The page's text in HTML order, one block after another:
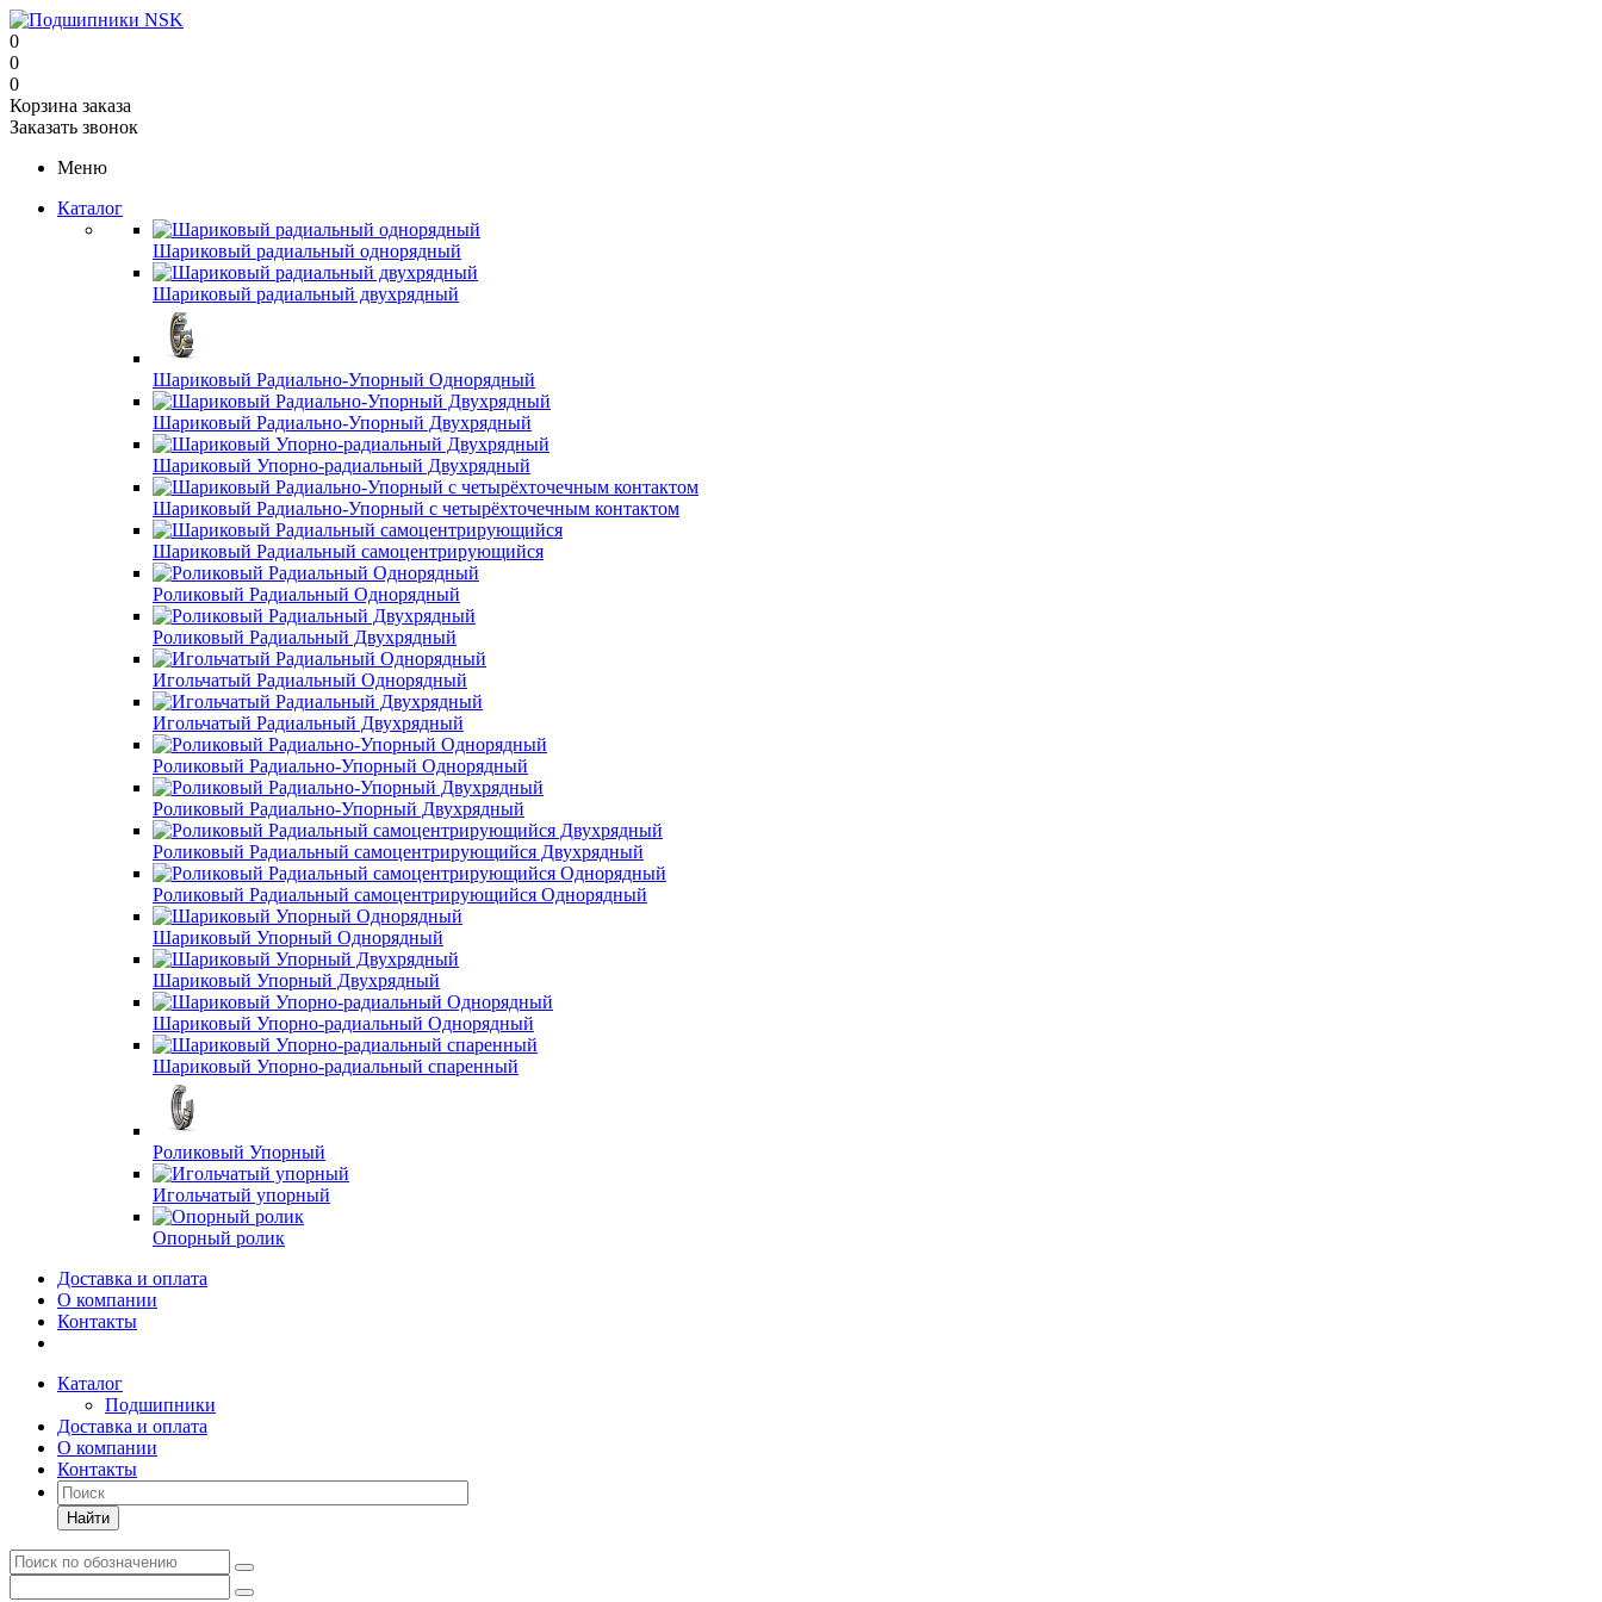
0
0
0
Корзина заказа
Заказать звонок
Меню
Каталог
Шариковый радиальный однорядный
Шариковый радиальный двухрядный
Шариковый Радиально-Упорный Однорядный
Шариковый Радиально-Упорный Двухрядный
Шариковый Упорно-радиальный Двухрядный
Шариковый Радиально-Упорный с четырёхточечным контактом
Шариковый Радиальный самоцентрирующийся
Роликовый Радиальный Однорядный
Роликовый Радиальный Двухрядный
Игольчатый Радиальный Однорядный
Игольчатый Радиальный Двухрядный
Роликовый Радиально-Упорный Однорядный
Роликовый Радиально-Упорный Двухрядный
Роликовый Радиальный самоцентрирующийся Двухрядный
Роликовый Радиальный самоцентрирующийся Однорядный
Шариковый Упорный Однорядный
Шариковый Упорный Двухрядный
Шариковый Упорно-радиальный Однорядный
Шариковый Упорно-радиальный спаренный
Роликовый Упорный
Игольчатый упорный
Опорный ролик
Доставка и оплата
О компании
Контакты
Каталог
Подшипники
Доставка и оплата
О компании
Контакты
Найти